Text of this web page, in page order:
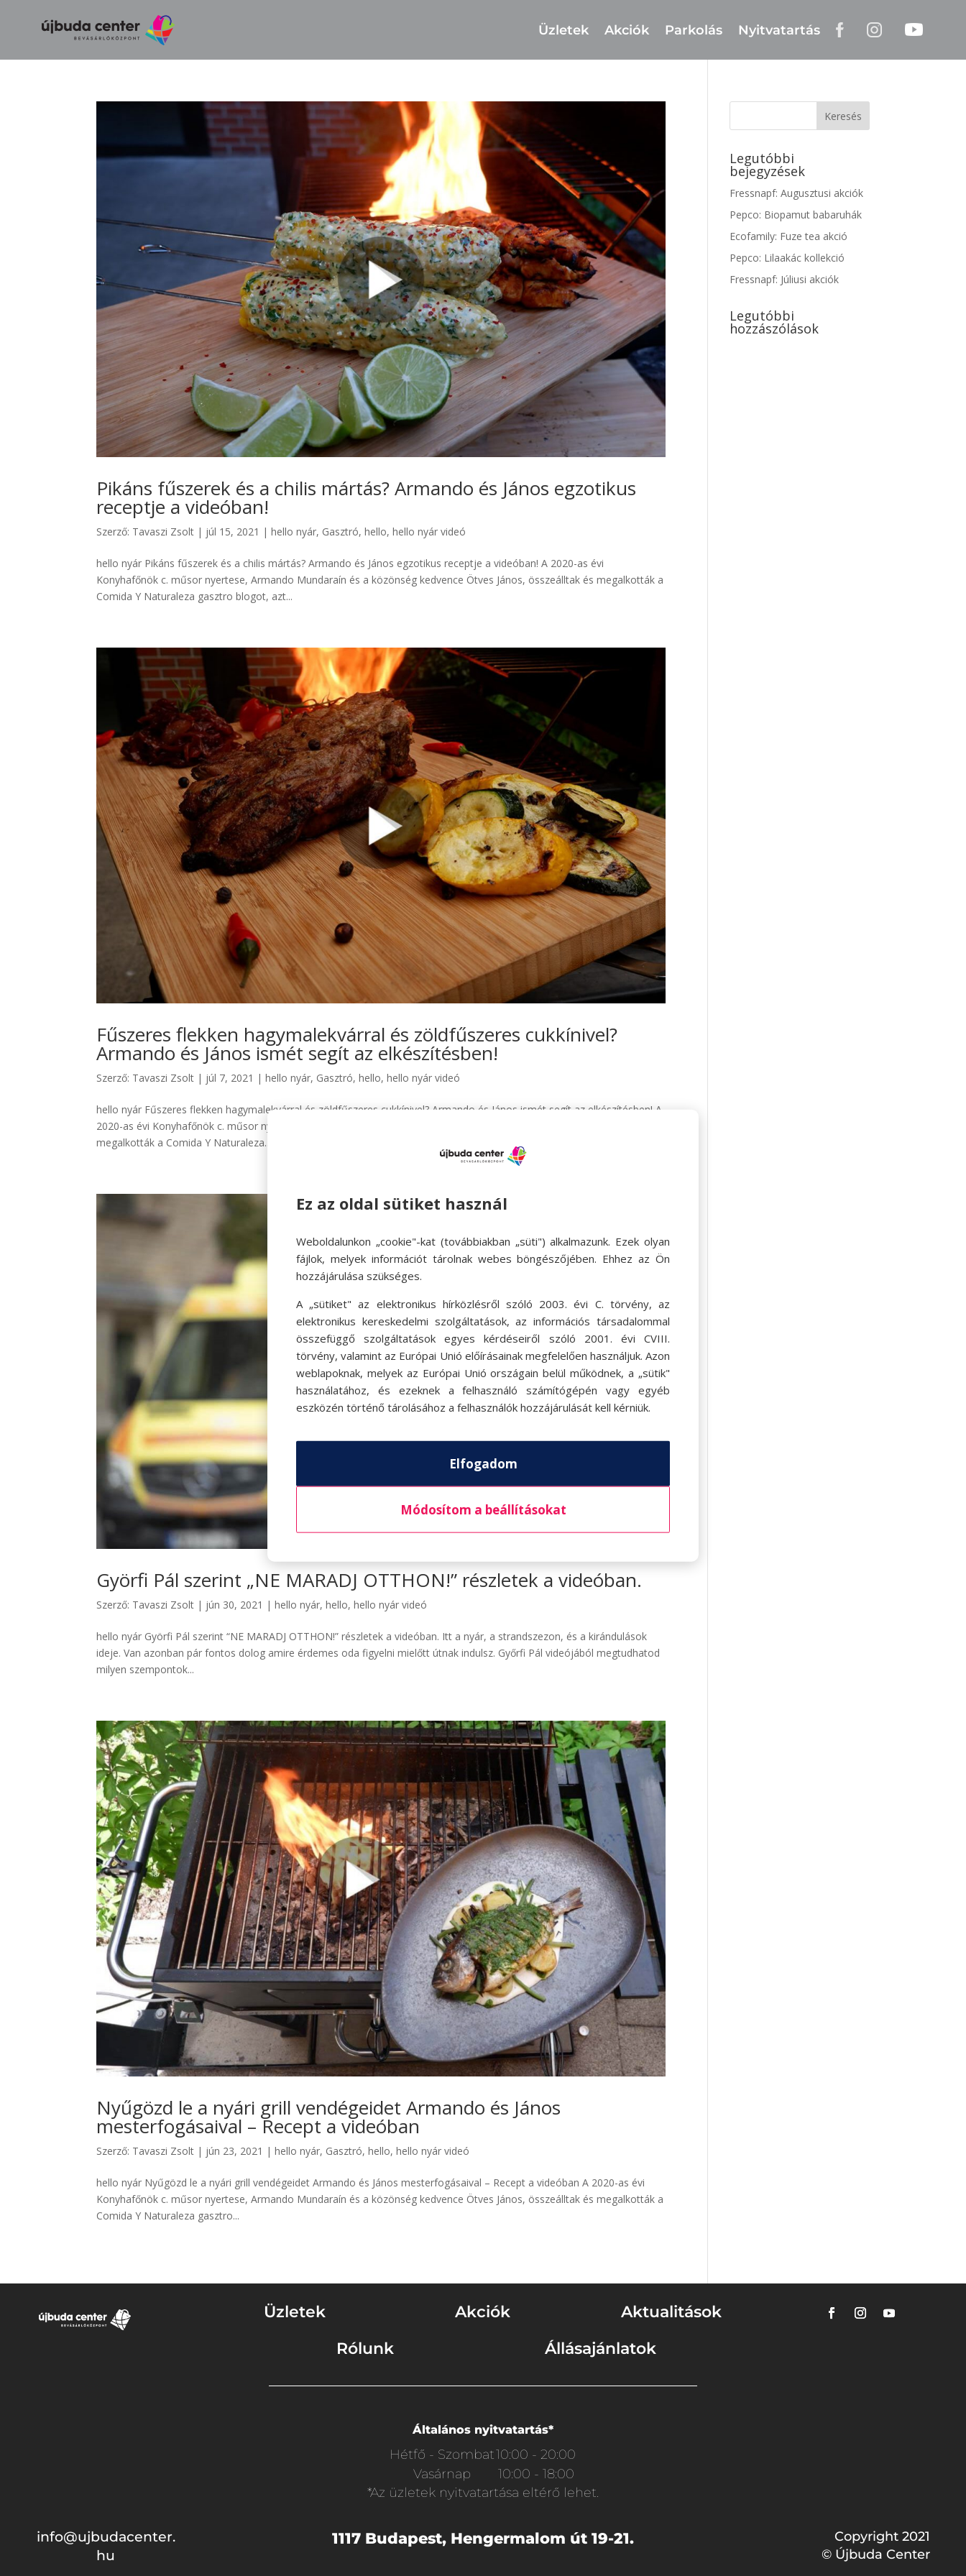
Üzletek Akciók Parkolás Nyitvatartás
Pikáns fűszerek és a chilis mártás? Armando és János egzotikus
receptje a videóban!
Szerző: Tavaszi Zsolt | júl 15, 2021 |hello nyár, Gasztró,hello,hello nyár videó
hello nyár Pikáns fűszerek és a chilis mártás? Armando és János egzotikus receptje a videóban! A 2020-as évi
Konyhafőnök c. műsor nyertese, Armando Mundaraín és a közönség kedvence Ötves János, összeálltak és megalkották a
Comida Y Naturaleza gasztro blogot, azt...
Fűszeres flekken hagymalekvárral és zöldfűszeres cukkínivel?
Armando és János ismét segít az elkészítésben!
Szerző: Tavaszi Zsolt | júl 7, 2021 |hello nyár, Gasztró,hello,hello nyár videó
hello nyár Fűszeres flekken hagymalekvárral és zöldfűszeres cukkínivel? Armando és János ismét segít az elkészítésben! A
2020-as évi Konyhafőnök c. műsor nyertese, Armando Mundaraín és a közönség kedvence Ötves János, összeálltak és
megalkották a Comida Y Naturaleza...
Györfi Pál szerint „NE MARADJ OTTHON!” részletek a videóban.
Szerző: Tavaszi Zsolt | jún 30, 2021 |hello nyár,hello,hello nyár videó
hello nyár Györfi Pál szerint “NE MARADJ OTTHON!” részletek a videóban. Itt a nyár, a strandszezon, és a kirándulások
ideje. Van azonban pár fontos dolog amire érdemes oda figyelni mielőtt útnak indulsz. Győrfi Pál videójából megtudhatod
milyen szempontok...
Nyűgözd le a nyári grill vendégeidet Armando és János
mesterfogásaival – Recept a videóban
Szerző: Tavaszi Zsolt | jún 23, 2021 |hello nyár, Gasztró,hello,hello nyár videó
hello nyár Nyűgözd le a nyári grill vendégeidet Armando és János mesterfogásaival – Recept a videóban A 2020-as évi
Konyhafőnök c. műsor nyertese, Armando Mundaraín és a közönség kedvence Ötves János, összeálltak és megalkották a
Comida Y Naturaleza gasztro...
Legutóbbi
bejegyzések
Fressnapf: Augusztusi akciók
Pepco: Biopamut babaruhák
Ecofamily: Fuze tea akció
Pepco: Lilaakác kollekció
Fressnapf: Júliusi akciók
Legutóbbi
hozzászólások
Üzletek Akciók
Aktualitások
Rólunk
Állásajánlatok
Általános nyitvatartás*
Hétfő - Szombat10:00 - 20:00
Vasárnap
10:00 - 18:00
*Az üzletek nyitvatartása eltérő lehet.
info@ujbudacenter.
hu
1117 Budapest, Hengermalom út 19-21.
Copyright 2021
© Újbuda Center
Ez az oldal sütiket használ
Weboldalunkon „cookie"-kat (továbbiakban „süti") alkalmazunk. Ezek olyan
fájlok, melyek információt tárolnak webes böngészőjében. Ehhez az Ön
hozzájárulása szükséges.
A „sütiket" az elektronikus hírközlésről szóló 2003. évi C. törvény, az
elektronikus kereskedelmi szolgáltatások, az információs társadalommal
összefüggő szolgáltatások egyes kérdéseiről szóló 2001. évi CVIII.
törvény, valamint az Európai Unió előírásainak megfelelően használjuk. Azon
weblapoknak, melyek az Európai Unió országain belül működnek, a „sütik"
használatához, és ezeknek a felhasználó számítógépén vagy egyéb
eszközén történő tárolásához a felhasználók hozzájárulását kell kérniük.
Elfogadom
Módosítom a beállításokat